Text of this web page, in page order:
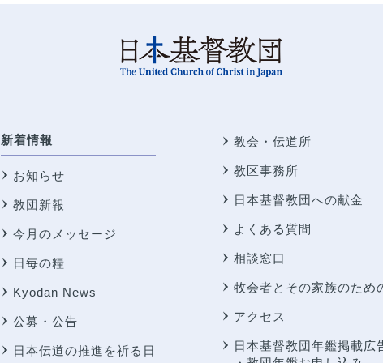
新着情報
お知らせ
教団新報
今月のメッセージ
日毎の糧
Kyodan News
公募・公告
日本伝道の推進を祈る日
教会・伝道所
教区事務所
日本基督教団への献金
よくある質問
相談窓口
牧会者とその家族のため
アクセス
日本基督教団年鑑掲載広